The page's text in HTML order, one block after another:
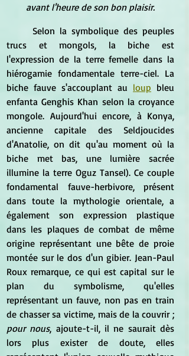
avant l'heure de son bon plaisir.
trucs et mongols, la biche est
l'expression de la terre femelle dans la
hiérogamie fondamentale terre-ciel. La
biche fauve s'accouplant au loup bleu
enfanta Genghis Khan selon la croyance
mongole. Aujourd'hui encore, à Konya,
ancienne capitale des Seldjoucides
d'Anatolie, on dit qu'au moment où la
biche met bas, une lumière sacrée
illumine la terre Oguz Tansel). Ce couple
fondamental fauve-herbivore, présent
dans toute la mythologie orientale, a
également son expression plastique
dans les plaques de combat de même
origine représentant une bête de proie
montée sur le dos d'un gibier. Jean-Paul
Roux remarque, ce qui est capital sur le
plan du symbolisme, qu'elles
représentant un fauve, non pas en train
de chasser sa victime, mais de la couvrir ;
pour nous, ajoute-t-il, il ne saurait dès
lors plus exister de doute, elles